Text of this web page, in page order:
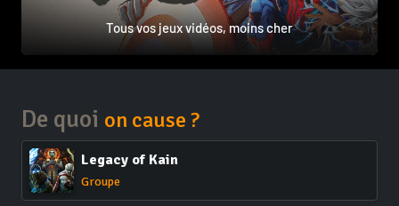
Tous vos jeux vidéos, moins cher
De quoi on cause ?
Legacy of Kain
Groupe